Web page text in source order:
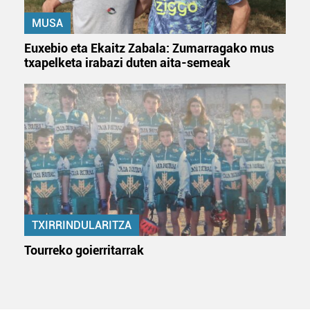
MUSA
Euxebio eta Ekaitz Zabala: Zumarragako mus
txapelketa irabazi duten aita-semeak
TXIRRINDULARITZA
Tourreko goierritarrak